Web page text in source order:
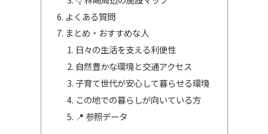
よくある質問
まとめ・おすすめな人
日々の生活を支える利便性
自然豊かな環境と交通アクセス
子育て世代が安心して暮らせる環境
この地での暮らしが向いている方
📍 参照データ